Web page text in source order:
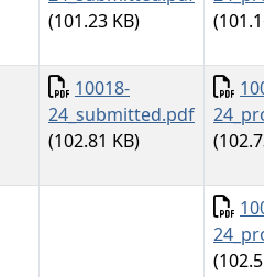
(101.23 KB)
Documento
10018-
24_submitted.pdf
(102.81 KB)